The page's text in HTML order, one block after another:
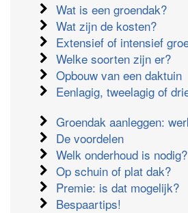
Wat is een groendak?
Wat zijn de kosten?
Extensief of intensief
Welke soorten zijn er?
Opbouw van een daktuin
Eenlagig, tweelagig of
Groendak aanleggen:
De voordelen
Welk onderhoud is nodig?
Op schuin of plat dak?
Premie: is dat mogelijk?
Bespaartips!